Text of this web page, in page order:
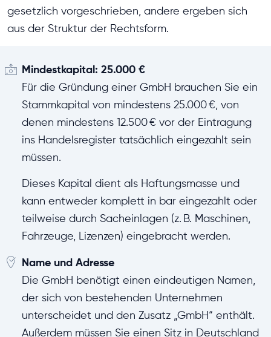
gesetzlich vorgeschrieben, andere ergeben sich
aus der Struktur der Rechtsform.
Mindestkapital: 25.000 €
Für die Gründung einer GmbH brauchen Sie ein
Stammkapital von mindestens 25.000 €, von
denen mindestens 12.500 € vor der Eintragung
ins Handelsregister tatsächlich eingezahlt sein
müssen.
Dieses Kapital dient als Haftungsmasse und
kann entweder komplett in bar eingezahlt oder
teilweise durch Sacheinlagen (z. B. Maschinen,
Fahrzeuge, Lizenzen) eingebracht werden.
Name und Adresse
Die GmbH benötigt einen eindeutigen Namen,
der sich von bestehenden Unternehmen
unterscheidet und den Zusatz „GmbH“ enthält.
Außerdem müssen Sie einen Sitz in Deutschland